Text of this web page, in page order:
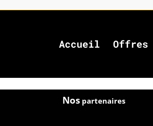
Accueil
Nospartenaires